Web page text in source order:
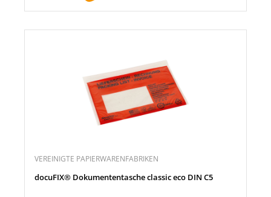
VEREINIGTE PAPIERWARENFABRIKEN
docuFIX® Dokumententasche classic eco DIN C5